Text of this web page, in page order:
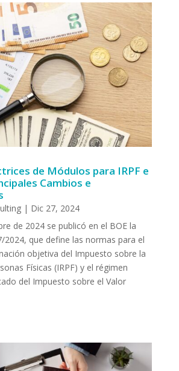
de Módulos para IRPF e
Cambios e
| Dic 27, 2024
de 2024 se publicó en el BOE la
2024, que define las normas para el
objetiva del Impuesto sobre la
Físicas (IRPF) y el régimen
del Impuesto sobre el Valor